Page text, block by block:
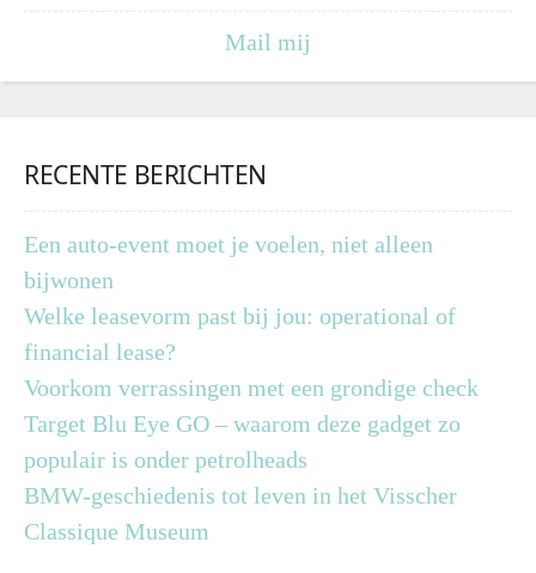
Mail mij
RECENTE BERICHTEN
Een auto-event moet je voelen, niet alleen
bijwonen
Welke leasevorm past bij jou: operational of
financial lease?
Voorkom verrassingen met een grondige check
Target Blu Eye GO – waarom deze gadget zo
populair is onder petrolheads
BMW-geschiedenis tot leven in het Visscher
Classique Museum